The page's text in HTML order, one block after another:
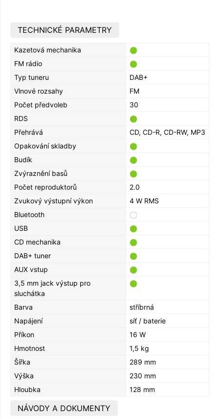
TECHNICKÉ PARAMETRY
Kazetová mechanika
FM rádio
Typ tuneru
DAB+
Vlnové rozsahy
FM
Počet předvoleb
30
RDS
Přehrává
CD, CD-R, CD-RW, MP3
Opakování skladby
Budík
Zvýraznění basů
Počet reproduktorů
2.0
Zvukový výstupní výkon
4 W RMS
Bluetooth
USB
CD mechanika
DAB+ tuner
AUX vstup
3,5 mm jack výstup pro
sluchátka
Barva
stříbrná
Napájení
síť / baterie
Příkon
16 W
Hmotnost
1,5 kg
Šířka
289 mm
Výška
230 mm
Hloubka
128 mm
NÁVODY A DOKUMENTY